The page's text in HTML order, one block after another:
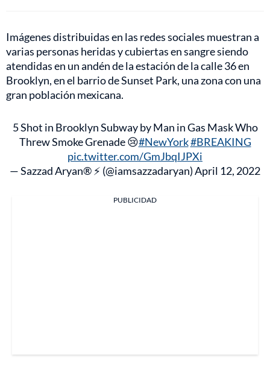
Imágenes distribuidas en las redes sociales muestran a
varias personas heridas y cubiertas en sangre siendo
atendidas en un andén de la estación de la calle 36 en
Brooklyn, en el barrio de Sunset Park, una zona con una
gran población mexicana.
5 Shot in Brooklyn Subway by Man in Gas Mask Who
Threw Smoke Grenade 😢#NewYork#BREAKING
pic.twitter.com/GmJbqIJPXi
— Sazzad Aryan® ⚡ (@iamsazzadaryan)April 12, 2022
PUBLICIDAD